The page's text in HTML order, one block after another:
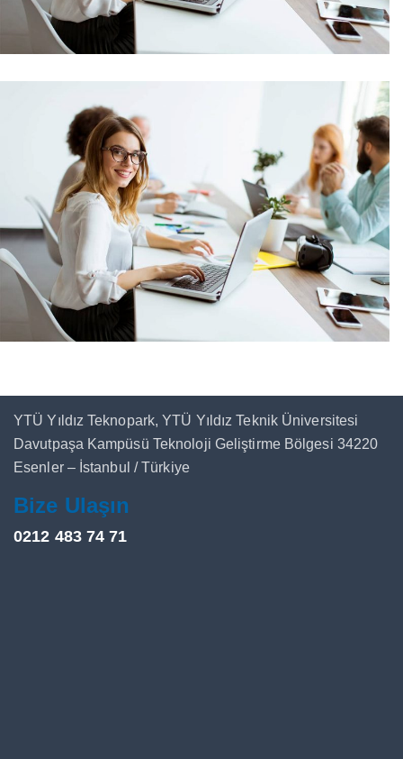
Market Expansion
Bussiness, Corporate, Project Success
YTÜ Yıldız Teknopark, YTÜ Yıldız Teknik Üniversitesi
Davutpaşa Kampüsü Teknoloji Geliştirme Bölgesi 34220
Esenler – İstanbul / Türkiye
Bize Ulaşın
0212 483 74 71